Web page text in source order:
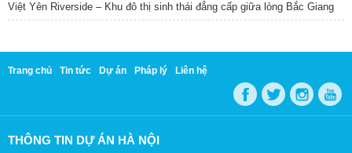
Việt Yên Riverside – Khu đô thị sinh thái đẳng cấp giữa lòng Bắc Giang
Trang chủ Tin tức Dự án Pháp lý Liên hệ
THÔNG TIN DỰ ÁN HÀ NỘI